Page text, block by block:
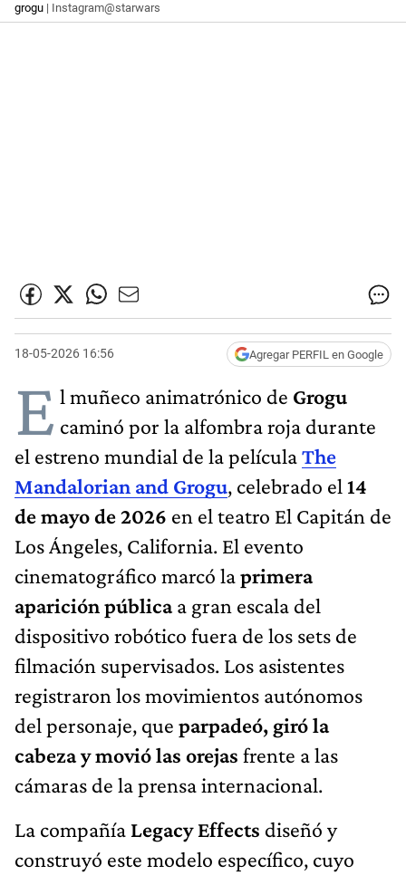
grogu | Instagram@starwars
18-05-2026 16:56 Agregar PERFIL en Google
E l muñeco animatrónico de Grogu
caminó por la alfombra roja durante
el estreno mundial de la películaThe
Mandalorian and Grogu, celebrado el 14
de mayo de 2026 en el teatro El Capitán de
Los Ángeles, California. El evento
cinematográfico marcó laprimera
aparición públicaa gran escala del
dispositivo robótico fuera de los sets de
filmación supervisados. Los asistentes
registraron los movimientos autónomos
del personaje, que parpadeó, giró la
cabeza y movió las orejas frente a las
cámaras de la prensa internacional.
La compañía Legacy Effects diseñó y
construyó este modelo específico, cuyo